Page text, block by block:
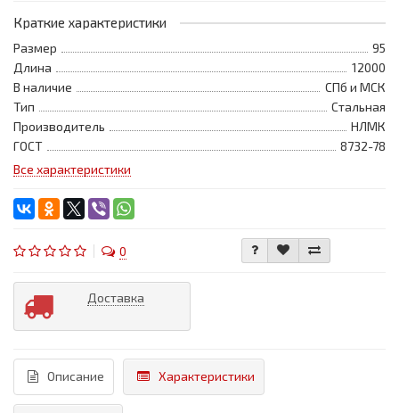
Краткие характеристики
Размер
95
Длина
12000
В наличие
СПб и МСК
Тип
Стальная
Производитель
НЛМК
ГОСТ
8732-78
Все характеристики
0
Доставка
Описание Характеристики